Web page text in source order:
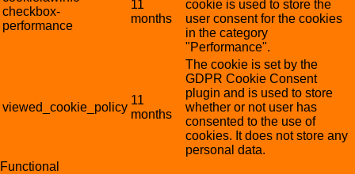
checkbox-
performance
11
months
cookie is used to store the
user consent for the cookies
in the category
"Performance".
viewed_cookie_policy
11
months
The cookie is set by the
GDPR Cookie Consent
plugin and is used to store
whether or not user has
consented to the use of
cookies. It does not store any
personal data.
Functional